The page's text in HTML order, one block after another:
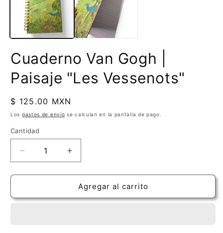
ventana
modal
Cuaderno Van Gogh |
Paisaje "Les Vessenots"
Precio
habitual
$ 125.00 MXN
Los gastos de envío se calculan en la pantalla de pago.
Cantidad
Cantidad
Reducir
cantidad
para
Van
Aumentar
cantidad
para
Cuaderno
Van
Agregar al carrito